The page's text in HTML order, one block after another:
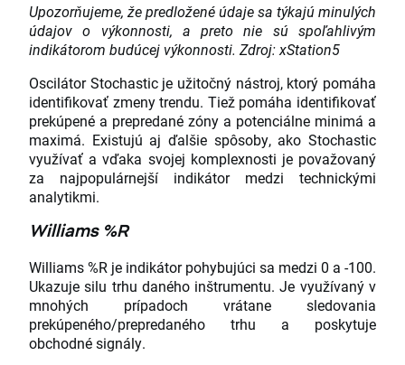
Upozorňujeme, že predložené údaje sa týkajú minulých
údajov o výkonnosti, a preto nie sú spoľahlivým
indikátorom budúcej výkonnosti. Zdroj: xStation5
Oscilátor Stochastic je užitočný nástroj, ktorý pomáha
identifikovať zmeny trendu. Tiež pomáha identifikovať
prekúpené a prepredané zóny a potenciálne minimá a
maximá. Existujú aj ďalšie spôsoby, ako Stochastic
využívať a vďaka svojej komplexnosti je považovaný
za najpopulárnejší indikátor medzi technickými
analytikmi.
Williams %R
Williams %R je indikátor pohybujúci sa medzi 0 a -100.
Ukazuje silu trhu daného inštrumentu. Je využívaný v
mnohých prípadoch vrátane sledovania
prekúpeného/prepredaného trhu a poskytuje
obchodné signály.